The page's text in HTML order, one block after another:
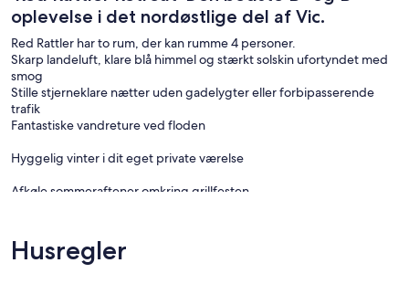
oplevelse i det nordøstlige del af Vic.
Red Rattler har to rum, der kan rumme 4 personer.
Skarp landeluft, klare blå himmel og stærkt solskin ufortyndet med
smog
Stille stjerneklare nætter uden gadelygter eller forbipasserende
trafik
Fantastiske vandreture ved floden
Hyggelig vinter i dit eget private værelse
Afkøle sommeraftener omkring grillfesten
Vågn op til fuglernes blide kor
Husregler